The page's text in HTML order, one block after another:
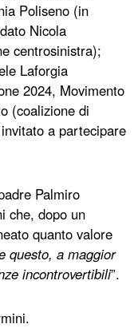
Poliseno (in
Nicola
centrosinistra);
Laforgia
2024, Movimento
(coalizione di
a partecipare
Palmiro
che, dopo un
quanto valore
questo, a maggior
incontrovertibili”.